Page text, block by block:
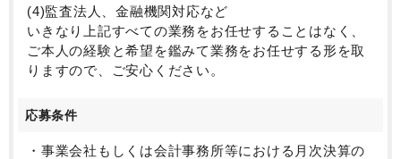
(4)監査法人、金融機関対応など
いきなり上記すべての業務をお任せすることはなく、
ご本人の経験と希望を鑑みて業務をお任せする形を取
りますので、ご安心ください。
応募条件
・事業会社もしくは会計事務所等における月次決算の